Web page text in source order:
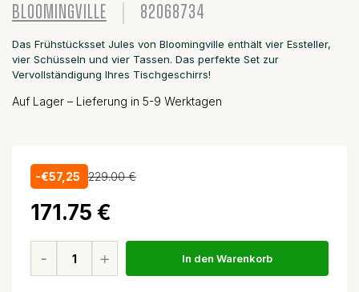
BLOOMINGVILLE 82068734
Das Frühstücksset Jules von Bloomingville enthält vier Essteller,
vier Schüsseln und vier Tassen. Das perfekte Set zur
Vervollständigung Ihres Tischgeschirrs!
Auf Lager – Lieferung in 5-9 Werktagen
-€57,25 229.00 €
171.75 €
In den Warenkorb